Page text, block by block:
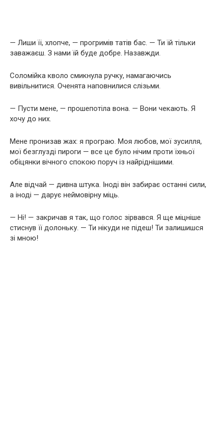
— Лиши її, хлопче, — прогримів татів бас. — Ти їй тільки
заважаєш. З нами їй буде добре. Назавжди.
Соломійка кволо смикнула ручку, намагаючись
вивільнитися. Оченята наповнилися слізьми.
— Пусти мене, — прошепотіла вона. — Вони чекають. Я
хочу до них.
Мене пронизав жах: я програю. Моя любов, мої зусилля,
мої безглузді пироги — все це було нічим проти їхньої
обіцянки вічного спокою поруч із найріднішими.
Але відчай — дивна штука. Іноді він забирає останні сили,
а іноді — дарує неймовірну міць.
— Ні! — закричав я так, що голос зірвався. Я ще міцніше
стиснув її долоньку. — Ти нікуди не підеш! Ти залишишся
зі мною!